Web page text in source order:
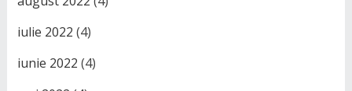
iulie 2022 (4)
iunie 2022 (4)